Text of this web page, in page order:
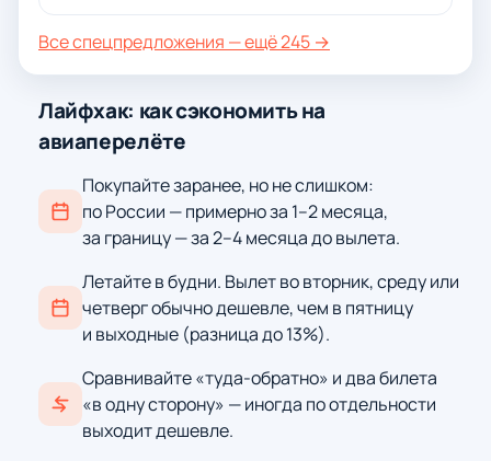
Все спецпредложения — ещё 245 →
Лайфхак: как сэкономить на
авиаперелёте
Покупайте заранее, но не слишком:
по России — примерно за 1–2 месяца,
за границу — за 2–4 месяца до вылета.
Летайте в будни. Вылет во вторник, среду или
четверг обычно дешевле, чем в пятницу
и выходные (разница до 13%).
Сравнивайте «туда-обратно» и два билета
«в одну сторону» — иногда по отдельности
выходит дешевле.